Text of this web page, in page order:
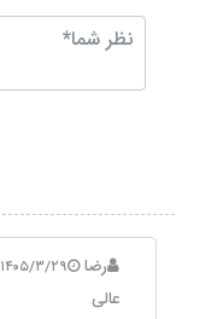
رضا ۱۴۰۵/۳/۲۹
عالی